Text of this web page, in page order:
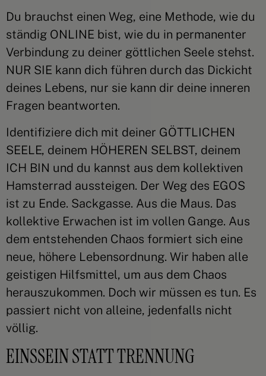
Du brauchst einen Weg, eine Methode, wie du
ständig ONLINE bist, wie du in permanenter
Verbindung zu deiner göttlichen Seele stehst.
NUR SIE kann dich führen durch das Dickicht
deines Lebens, nur sie kann dir deine inneren
Fragen beantworten.
Identifiziere dich mit deiner GÖTTLICHEN
SEELE, deinem HÖHEREN SELBST, deinem
ICH BIN und du kannst aus dem kollektiven
Hamsterrad aussteigen. Der Weg des EGOS
ist zu Ende. Sackgasse. Aus die Maus. Das
kollektive Erwachen ist im vollen Gange. Aus
dem entstehenden Chaos formiert sich eine
neue, höhere Lebensordnung. Wir haben alle
geistigen Hilfsmittel, um aus dem Chaos
herauszukommen. Doch wir müssen es tun. Es
passiert nicht von alleine, jedenfalls nicht
völlig.
EINSSEIN STATT TRENNUNG